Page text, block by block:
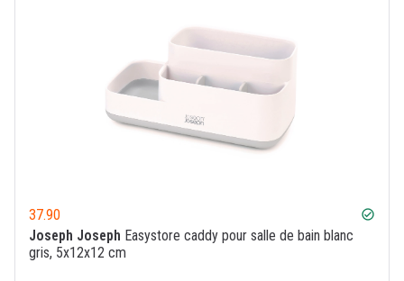
37.90 check_circle
Joseph Joseph Easystore caddy pour salle de bain blanc
gris, 5x12x12 cm